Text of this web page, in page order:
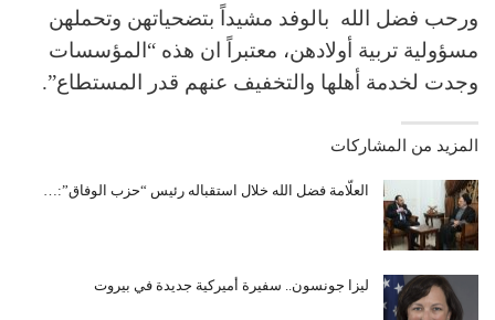
ورحب فضل الله بالوفد مشيداً بتضحياتهن وتحملهن
مسؤولية تربية أولادهن، معتبراً ان هذه “المؤسسات
وجدت لخدمة أهلها والتخفيف عنهم قدر المستطاع”.
المزيد من المشاركات
العلّامة فضل الله خلال استقباله رئيس “حزب الوفاق”:…
ليزا جونسون.. سفيرة أميركية جديدة في بيروت